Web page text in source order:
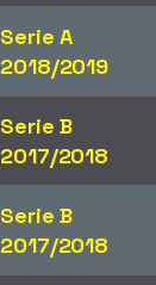
Serie A
2018/2019
Serie B
2017/2018
Serie B
2017/2018